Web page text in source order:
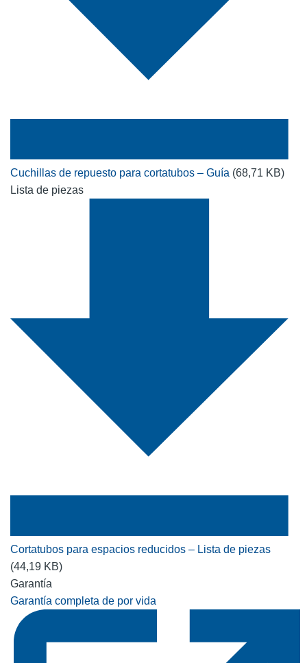
Cuchillas de repuesto para cortatubos – Guía (68,71 KB)
Lista de piezas
Cortatubos para espacios reducidos – Lista de piezas
(44,19 KB)
Garantía
Garantía completa de por vida